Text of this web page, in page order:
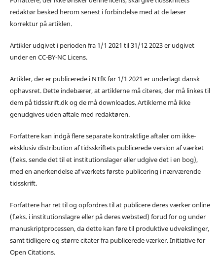
redaktør besked herom senest i forbindelse med at de læser
korrektur på artiklen.
Artikler udgivet i perioden fra 1/1 2021 til 31/12 2023 er udgivet
under en CC-BY-NC Licens.
Artikler, der er publicerede i NTfK før 1/1 2021 er underlagt dansk
ophavsret. Dette indebærer, at artiklerne må citeres, der må linkes til
dem på tidsskrift.dk og de må downloades. Artiklerne må ikke
genudgives uden aftale med redaktøren.
Forfattere kan indgå flere separate kontraktlige aftaler om ikke-
eksklusiv distribution af tidsskriftets publicerede version af værket
(f.eks. sende det til et institutionslager eller udgive det i en bog),
med en anerkendelse af værkets første publicering i nærværende
tidsskrift.
Forfattere har ret til og opfordres til at publicere deres værker online
(f.eks. i institutionslagre eller på deres websted) forud for og under
manuskriptprocessen, da dette kan føre til produktive udvekslinger,
samt tidligere og større citater fra publicerede værker. Initiative for
Open Citations.